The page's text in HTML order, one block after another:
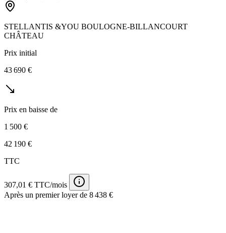
STELLANTIS &YOU BOULOGNE-BILLANCOURT
CHÂTEAU
Prix initial
43 690 €
Prix en baisse de
1 500 €
42 190 €
TTC
307,01 € TTC/mois
Après un premier loyer de 8 438 €